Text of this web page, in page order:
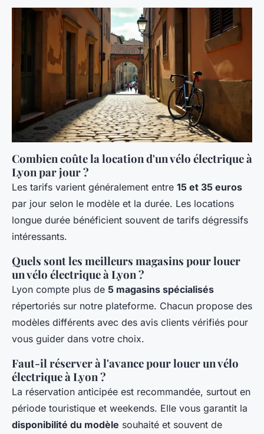
Combien coûte la location d'un vélo électrique à
Lyon par jour ?
Les tarifs varient généralement entre 15 et 35 euros
par jour selon le modèle et la durée. Les locations
longue durée bénéficient souvent de tarifs dégressifs
intéressants.
Quels sont les meilleurs magasins pour louer
un vélo électrique à Lyon ?
Lyon compte plus de 5 magasins spécialisés
répertoriés sur notre plateforme. Chacun propose des
modèles différents avec des avis clients vérifiés pour
vous guider dans votre choix.
Faut-il réserver à l'avance pour louer un vélo
électrique à Lyon ?
La réservation anticipée est recommandée, surtout en
période touristique et weekends. Elle vous garantit la
disponibilité du modèle souhaité et souvent de